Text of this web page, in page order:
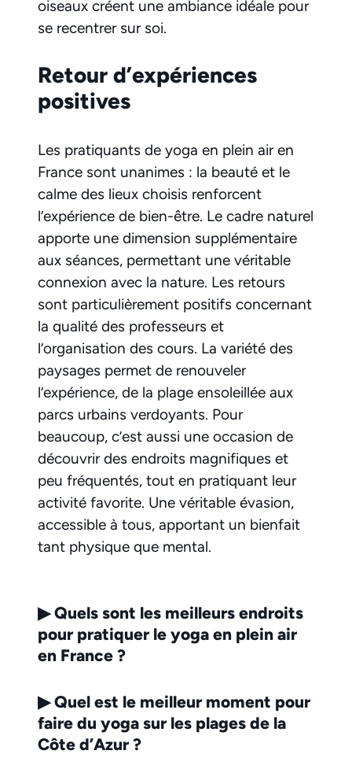
oiseaux créent une ambiance idéale pour
se recentrer sur soi.
Retour d’expériences
positives
Les pratiquants de yoga en plein air en
France sont unanimes : la beauté et le
calme des lieux choisis renforcent
l’expérience de bien-être. Le cadre naturel
apporte une dimension supplémentaire
aux séances, permettant une véritable
connexion avec la nature. Les retours
sont particulièrement positifs concernant
la qualité des professeurs et
l’organisation des cours. La variété des
paysages permet de renouveler
l’expérience, de la plage ensoleillée aux
parcs urbains verdoyants. Pour
beaucoup, c’est aussi une occasion de
découvrir des endroits magnifiques et
peu fréquentés, tout en pratiquant leur
activité favorite. Une véritable évasion,
accessible à tous, apportant un bienfait
tant physique que mental.
▶Quels sont les meilleurs endroits
pour pratiquer le yoga en plein air
en France ?
▶Quel est le meilleur moment pour
faire du yoga sur les plages de la
Côte d’Azur ?